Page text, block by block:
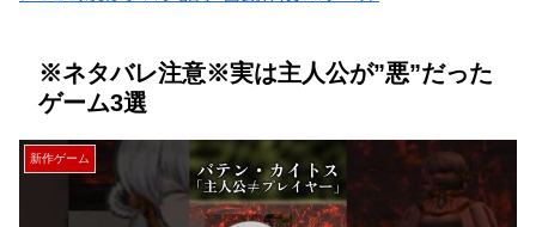
※ネタバレ注意※実は主人公が”悪”だった
ゲーム3選
新作ゲーム